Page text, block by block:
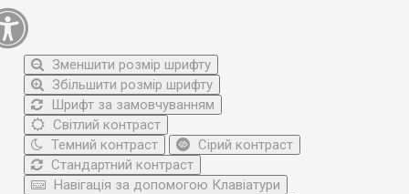
Зменшити розмір шрифту
Збільшити розмір шрифту
Шрифт за замовчуванням
Світлий контраст
Темний контраст
Сірий контраст
Стандартний контраст
Навігація за допомогою Клавіатури